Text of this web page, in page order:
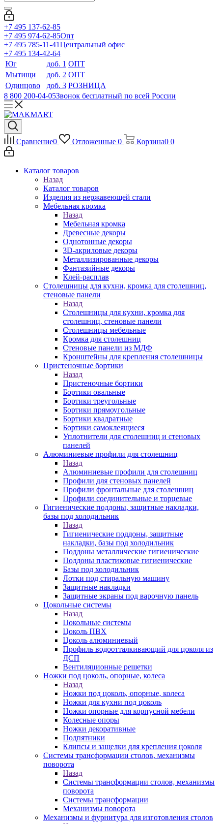
+7 495 137-62-85
+7 495 974-62-85Опт
+7 495 785-11-41Центральный офис
+7 495 134-42-64
Юг
доб. 1 ОПТ
Мытищи
доб. 2 ОПТ
Одинцово
доб. 3 РОЗНИЦА
8 800 200-04-05Звонок бесплатный по всей России
Сравнение0 Отложенные 0 Корзина0 0
Каталог товаров
Назад
Каталог товаров
Изделия из нержавеющей стали
Мебельная кромка
Назад
Мебельная кромка
Древесные декоры
Однотонные декоры
3D-акриловые декоры
Металлизированные декоры
Фантазийные декоры
Клей-расплав
Столешницы для кухни, кромка для столешниц,
стеновые панели
Назад
Столешницы для кухни, кромка для
столешниц, стеновые панели
Столешницы мебельные
Кромка для столешниц
Стеновые панели из МДФ
Кронштейны для крепления столешницы
Пристеночные бортики
Назад
Пристеночные бортики
Бортики овальные
Бортики треугольные
Бортики прямоугольные
Бортики квадратные
Бортики самоклеящиеся
Уплотнители для столешниц и стеновых
панелей
Алюминиевые профили для столешниц
Назад
Алюминиевые профили для столешниц
Профили для стеновых панелей
Профили фронтальные для столешниц
Профили соединительные и торцевые
Гигиенические поддоны, защитные накладки,
базы под холодильник
Назад
Гигиенические поддоны, защитные
накладки, базы под холодильник
Поддоны металлические гигиенические
Поддоны пластиковые гигиенические
Базы под холодильник
Лотки под стиральную машину
Защитные накладки
Защитные экраны под варочную панель
Цокольные системы
Назад
Цокольные системы
Цоколь ПВХ
Цоколь алюминиевый
Профиль водоотталкивающий для цоколя из
ДСП
Вентиляционные решетки
Ножки под цоколь, опорные, колеса
Назад
Ножки под цоколь, опорные, колеса
Ножки для кухни под цоколь
Ножки опорные для корпусной мебели
Колесные опоры
Ножки декоративные
Подпятники
Клипсы и защелки для крепления цоколя
Системы трансформации столов, механизмы
поворота
Назад
Системы трансформации столов, механизмы
поворота
Системы трансформации
Механизмы поворота
Механизмы и фурнитура для изготовления столов